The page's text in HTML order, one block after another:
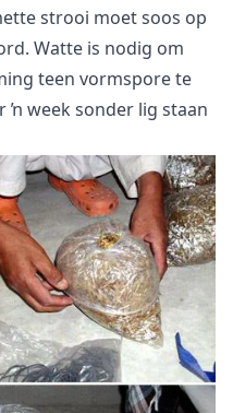
strooi moet soos op
Watte is nodig om
teen vormspore te
ŉ week sonder lig staan